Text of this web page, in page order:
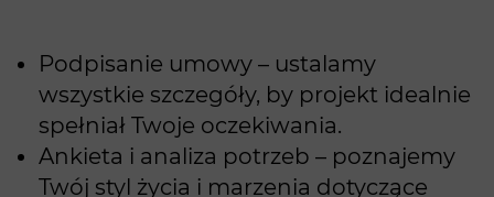
Podpisanie umowy – ustalamy
wszystkie szczegóły, by projekt idealnie
spełniał Twoje oczekiwania.
Ankieta i analiza potrzeb – poznajemy
Twój styl życia i marzenia dotyczące